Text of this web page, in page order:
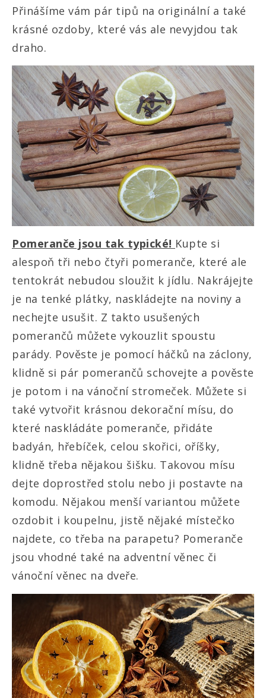
Přinášíme vám pár tipů na originální a také
krásné ozdoby, které vás ale nevyjdou tak
draho.
Pomeranče jsou tak typické! Kupte si
alespoň tři nebo čtyři pomeranče, které ale
tentokrát nebudou sloužit k jídlu. Nakrájejte
je na tenké plátky, naskládejte na noviny a
nechejte usušit. Z takto usušených
pomerančů můžete vykouzlit spoustu
parády. Pověste je pomocí háčků na záclony,
klidně si pár pomerančů schovejte a pověste
je potom i na vánoční stromeček. Můžete si
také vytvořit krásnou dekorační mísu, do
které naskládáte pomeranče, přidáte
badyán, hřebíček, celou skořici, oříšky,
klidně třeba nějakou šišku. Takovou mísu
dejte doprostřed stolu nebo ji postavte na
komodu. Nějakou menší variantou můžete
ozdobit i koupelnu, jistě nějaké místečko
najdete, co třeba na parapetu? Pomeranče
jsou vhodné také na adventní věnec či
vánoční věnec na dveře.